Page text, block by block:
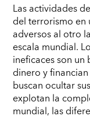
Las actividades
del terrorismo en
adversos al otro
escala mundial.
ineficaces son
dinero y
buscan ocultar
explotan la
mundial, las